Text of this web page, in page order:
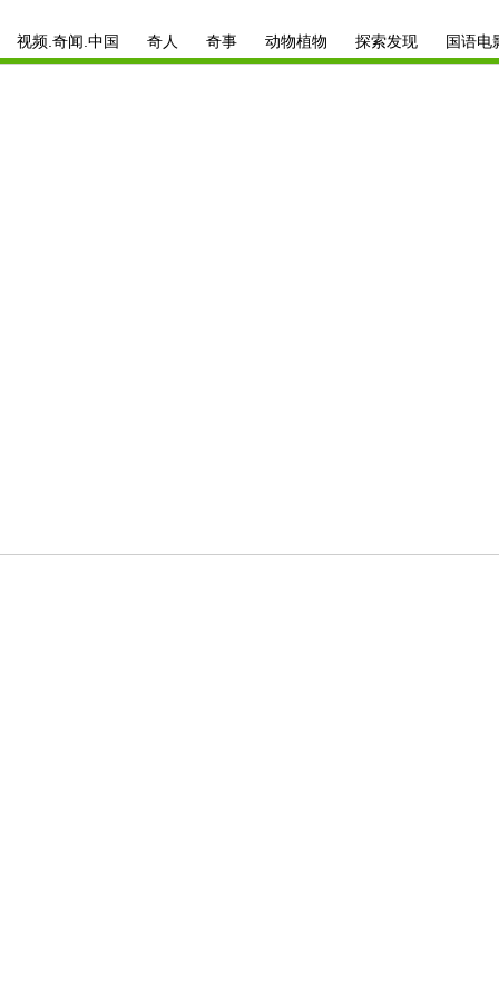
视频.奇闻.中国 奇人 奇事 动物植物 探索发现 国语电